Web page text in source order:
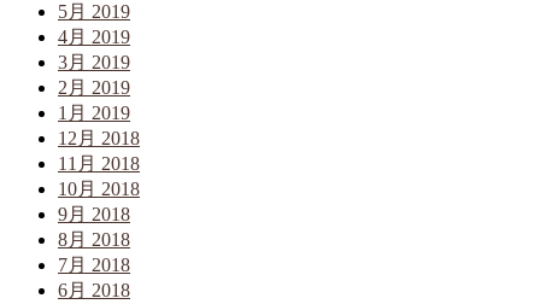
5月 2019
4月 2019
3月 2019
2月 2019
1月 2019
12月 2018
11月 2018
10月 2018
9月 2018
8月 2018
7月 2018
6月 2018